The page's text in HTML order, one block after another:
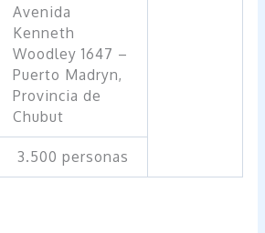
Avenida
Kenneth
Woodley 1647 –
Puerto Madryn,
Provincia de
Chubut
3.500 personas